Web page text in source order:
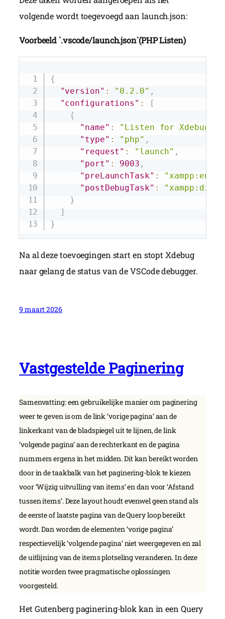
volgende wordt toegevoegd aan launch.json:
Voorbeeld `.vscode/launch.json`(PHP Listen)
{
"version" : "0.2.0" ,
"configurations" :
[
{
"name" : "Listen for Xdebug"
"type" : "php" ,
"request" : "launch" ,
"port" : 9003 ,
"preLaunchTask" :
"postDebugTask" :
}
]
}
Na al deze toevoegingen start en stopt Xdebug
naar gelang de status van de VSCode debugger.
9 maart 2026
Vastgestelde Paginering
Samenvatting: een gebruikelijke manier om paginering
weer te geven is om de link ‘vorige pagina’ aan de
linkerkant van de bladspiegel uit te lijnen, de link
‘volgende pagina’ aan de rechterkant en de pagina
nummers ergens in het midden. Dit kan bereikt worden
door in de taakbalk van het paginering-blok te kiezen
voor ‘Wijzig uitvulling van items’ en dan voor ‘Afstand
tussen items’. Deze layout houdt evenwel geen stand als
de eerste of laatste pagina van de Query loop bereikt
wordt. Dan worden de elementen ‘vorige pagina’
respectievelijk ‘volgende pagina’ niet weergegeven en zal
de uitlijning van de items plotseling veranderen. In deze
notitie worden twee pragmatische oplossingen
voorgesteld.
Het Gutenberg paginering-blok kan in een Query